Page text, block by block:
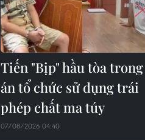
Tiến "Bịp" hầu tòa
án tổ chức sử dụng trái
phép chất ma túy
07/08/2026 04:40